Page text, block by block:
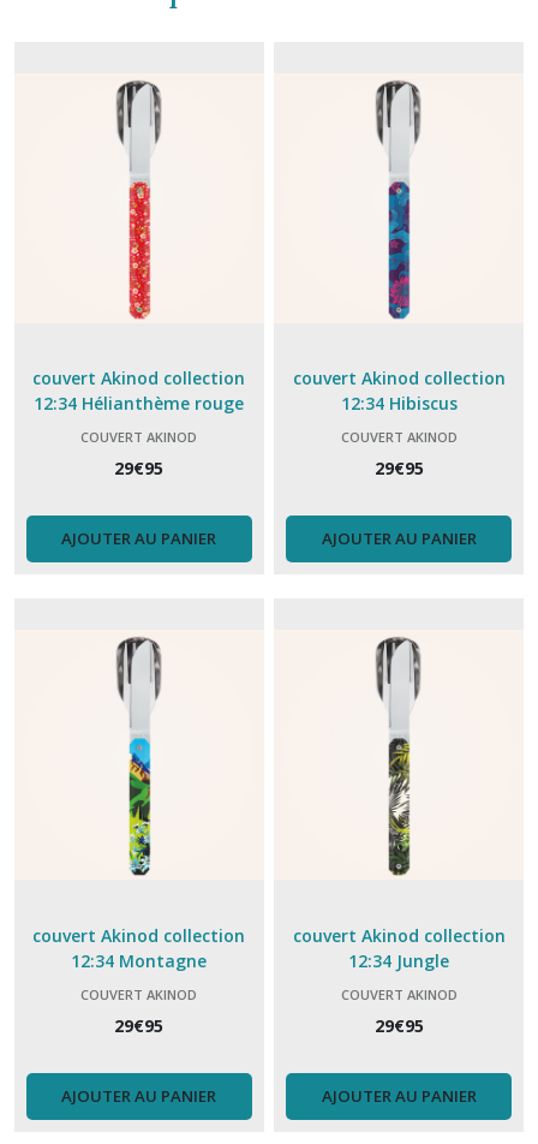
couvert Akinod collection
12:34 Hélianthème rouge
COUVERT AKINOD
29€95
AJOUTER AU PANIER
couvert Akinod collection
12:34 Hibiscus
COUVERT AKINOD
29€95
AJOUTER AU PANIER
couvert Akinod collection
12:34 Montagne
COUVERT AKINOD
29€95
AJOUTER AU PANIER
couvert Akinod collection
12:34 Jungle
COUVERT AKINOD
29€95
AJOUTER AU PANIER